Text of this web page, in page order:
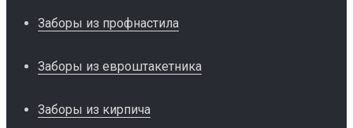
Заборы из профнастила
Заборы из евроштакетника
Заборы из кирпича